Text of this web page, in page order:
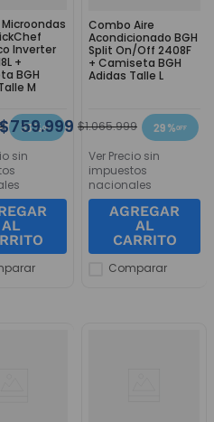
Inverter
+
BGH
M
33 %
sin
AL
Comparar
Combo Aire
Acondicionado BGH
Split On/Off 2408F
+ Camiseta BGH
Adidas Talle L
29 %
759.999 $1.065.999
Ver Precio sin
impuestos
nacionales
AGREGAR
AL
CARRITO